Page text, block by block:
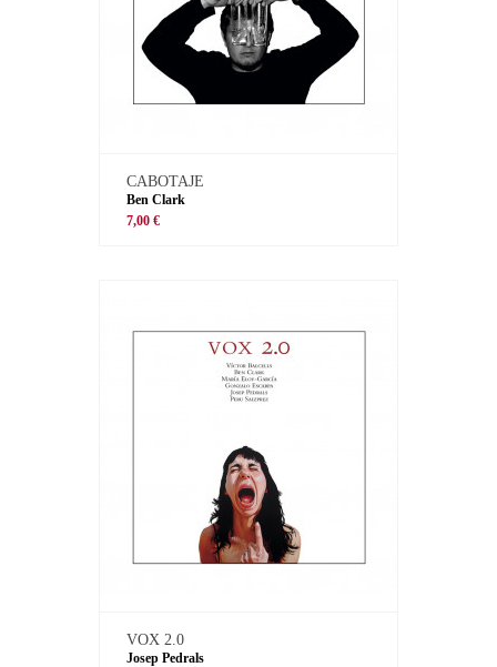
CABOTAJE
Ben Clark
7,00 €
VOX 2.0
Josep Pedrals